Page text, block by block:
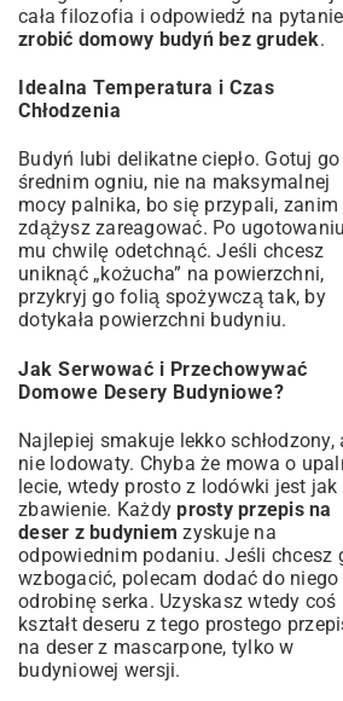
cała filozofia i odpowiedź na
zrobić domowy budyń bez grudek.
Idealna Temperatura i Czas
Chłodzenia
Budyń lubi delikatne ciepło. Gotuj
średnim ogniu, nie na maksymalnej
mocy palnika, bo się przypali, zanim
zdążysz zareagować. Po
mu chwilę odetchnąć. Jeśli chcesz
uniknąć „kożucha” na powierzchni,
przykryj go folią spożywczą tak, by
dotykała powierzchni budyniu.
Jak Serwować i Przechowywać
Domowe Desery Budyniowe?
Najlepiej smakuje lekko schłodzony,
nie lodowaty. Chyba że mowa o
lecie, wtedy prosto z lodówki jest jak
zbawienie. Każdyprosty przepis na
deser z budyniem zyskuje na
odpowiednim podaniu. Jeśli chcesz
wzbogacić, polecam dodać do niego
odrobinę serka. Uzyskasz wtedy coś
kształt deseru z tego prostego
na deser z mascarpone, tylko w
budyniowej wersji.